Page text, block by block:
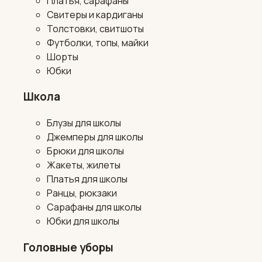
Свитеры и кардиганы
Толстовки, свитшоты
Футболки, топы, майки
Шорты
Юбки
Школа
Блузы для школы
Джемперы для школы
Брюки для школы
Жакеты, жилеты
Платья для школы
Ранцы, рюкзаки
Сарафаны для школы
Юбки для школы
Головные уборы